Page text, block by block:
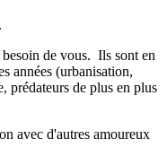
de vous. Ils sont en
années (urbanisation,
prédateurs de plus en plus
avec d'autres amoureux